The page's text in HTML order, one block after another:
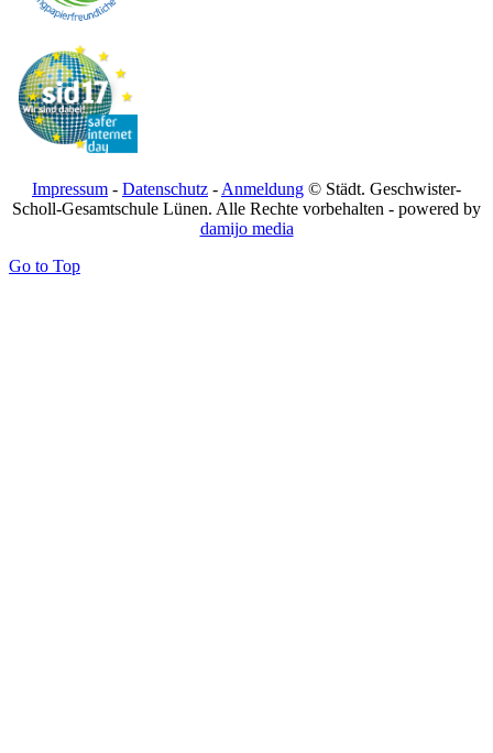
Impressum - Datenschutz - Anmeldung © Städt. Geschwister-
Scholl-Gesamtschule Lünen. Alle Rechte vorbehalten - powered by
damijo media
Go to Top